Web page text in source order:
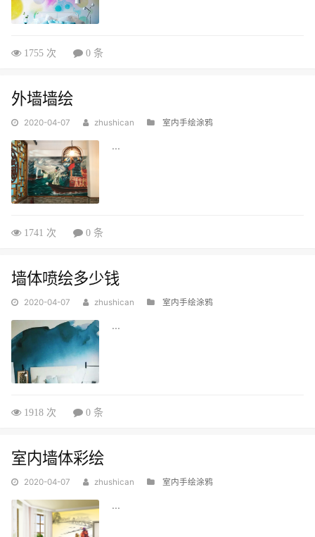
1755 次 0 条
外墙墙绘
2020-04-07 zhushican 室内手绘涂鸦
...
1741 次 0 条
墙体喷绘多少钱
2020-04-07 zhushican 室内手绘涂鸦
...
1918 次 0 条
室内墙体彩绘
2020-04-07 zhushican 室内手绘涂鸦
...